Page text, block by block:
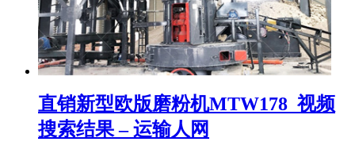
直销新型欧版磨粉机MTW178_视频
搜索结果 – 运输人网